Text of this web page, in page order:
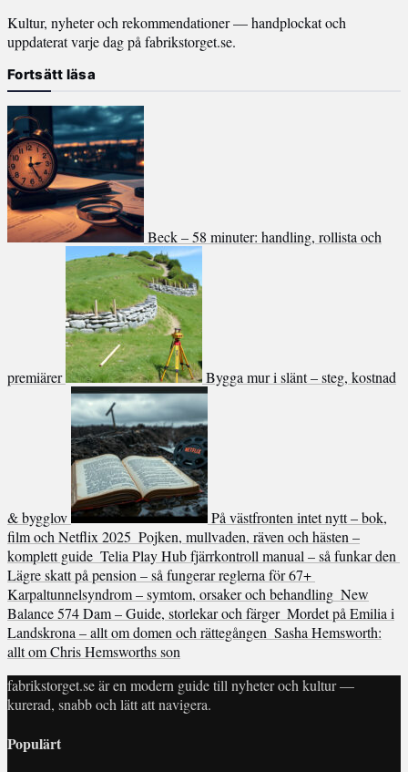
Kultur, nyheter och rekommendationer — handplockat och
uppdaterat varje dag på fabrikstorget.se.
Fortsätt läsa
Beck – 58 minuter: handling, rollista och
premiärer Bygga mur i slänt – steg, kostnad
& bygglov
På västfronten intet nytt – bok,
film och Netflix 2025 Pojken, mullvaden, räven och hästen –
komplett guide Telia Play Hub fjärrkontroll manual – så funkar den
Lägre skatt på pension – så fungerar reglerna för 67+
Karpaltunnelsyndrom – symtom, orsaker och behandling New
Balance 574 Dam – Guide, storlekar och färger Mordet på Emilia i
Landskrona – allt om domen och rättegången Sasha Hemsworth:
allt om Chris Hemsworths son
fabrikstorget.se är en modern guide till nyheter och kultur —
kurerad, snabb och lätt att navigera.
Populärt